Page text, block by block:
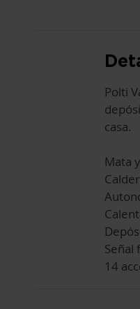
Polti
casa.
Mata
Señal
14